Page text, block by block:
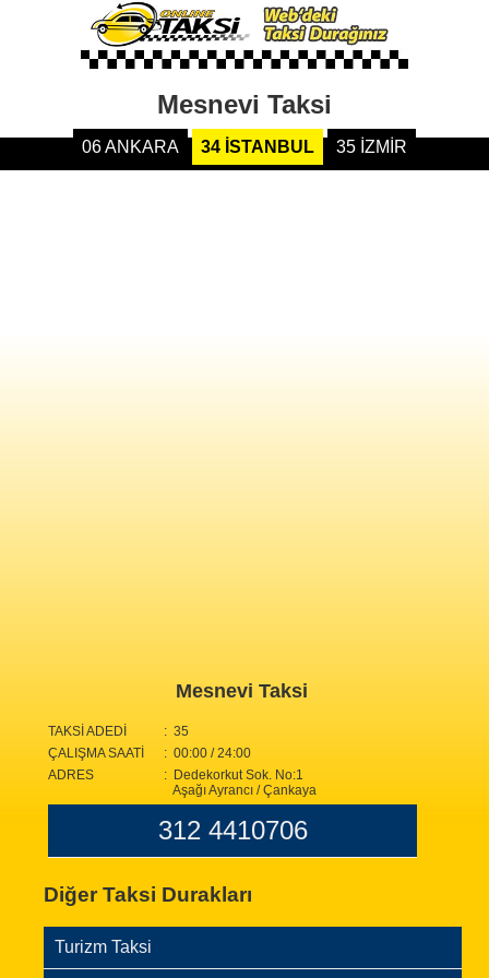
Mesnevi Taksi
06 ANKARA 34 İSTANBUL 35 İZMİR
Mesnevi Taksi
TAKSİ ADEDİ
: 35
ÇALIŞMA SAATİ
: 00:00 / 24:00
ADRES
: Dedekorkut Sok. No:1
Aşağı Ayrancı / Çankaya
312 4410706
Diğer Taksi Durakları
Turizm Taksi